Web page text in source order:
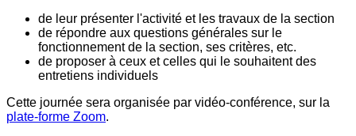
de leur présenter l'activité et les travaux de la section
de répondre aux questions générales sur le
fonctionnement de la section, ses critères, etc.
de proposer à ceux et celles qui le souhaitent des
entretiens individuels
Cette journée sera organisée par vidéo-conférence, sur la
plate-forme Zoom.